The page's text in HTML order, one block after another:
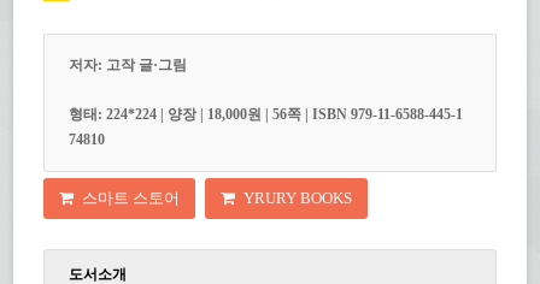
저자: 고작 글·그림
형태: 224*224 | 양장 | 18,000원 | 56쪽 | ISBN 979-11-6588-445-1
74810
스마트 스토어 YRURY BOOKS
도서소개